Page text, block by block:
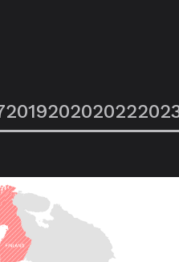
201920202022